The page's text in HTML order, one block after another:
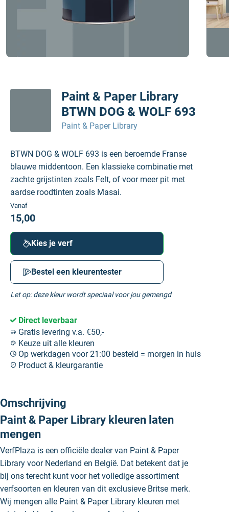
Paint & Paper Library
BTWN DOG & WOLF 693
Paint & Paper Library
BTWN DOG & WOLF 693 is een beroemde Franse
blauwe middentoon. Een klassieke combinatie met
zachte grijstinten zoals Felt, of voor meer pit met
aardse roodtinten zoals Masai.
Vanaf
15,00
Kies je verf
Bestel een kleurentester
Let op: deze kleur wordt speciaal voor jou gemengd
Direct leverbaar
Gratis levering v.a. €50,-
Keuze uit alle kleuren
Op werkdagen voor 21:00 besteld = morgen in huis
Product & kleurgarantie
Omschrijving
Paint & Paper Library kleuren laten
mengen
VerfPlaza is een officiële dealer van Paint & Paper
Library voor Nederland en België. Dat betekent dat je
bij ons terecht kunt voor het volledige assortiment
verfsoorten en kleuren van dit exclusieve Britse merk.
Wij mengen alle Paint & Paper Library kleuren met